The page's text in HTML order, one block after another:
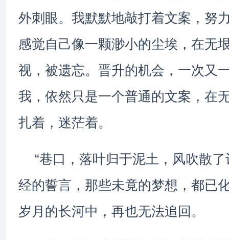
外刺眼。我默默地敲打着文案，努
感觉自己像一颗渺小的尘埃，在无
视，被遗忘。晋升的机会，一次又
我，依然只是一个普通的文案，在
扎着，迷茫着。
“巷口，落叶归于泥土，风吹散
经的誓言，那些未竟的梦想，都已
岁月的长河中，再也无法追回。